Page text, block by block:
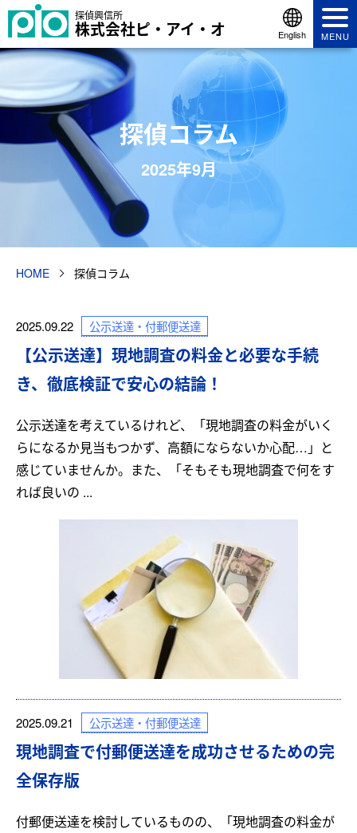
探偵興信所
株式会社ピ・アイ・オ English MENU
探偵コラム
2025年9月
HOME 探偵コラム
2025.09.22 公示送達・付郵便送達
【公示送達】現地調査の料金と必要な手続
き、徹底検証で安心の結論！
公示送達を考えているけれど、「現地調査の料金がいく
らになるか見当もつかず、高額にならないか心配…」と
感じていませんか。また、「そもそも現地調査で何をす
れば良いの ...
2025.09.21 公示送達・付郵便送達
現地調査で付郵便送達を成功させるための完
全保存版
付郵便送達を検討しているものの、「現地調査の料金が